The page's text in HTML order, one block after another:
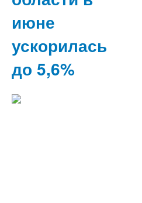
июне
ускорилась
до 5,6%